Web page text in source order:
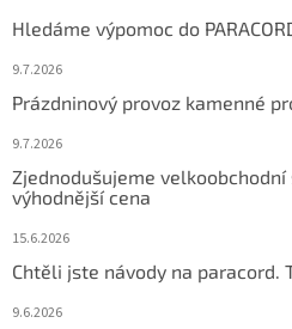
Hledáme výpomoc do
9.7.2026
Prázdninový provoz kamenné
9.7.2026
Zjednodušujeme
výhodnější cena
15.6.2026
Chtěli jste návody na paracord.
9.6.2026